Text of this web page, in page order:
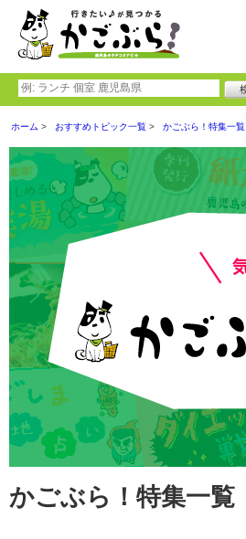
ホーム おすすめトピック一覧 かごぶら！特集一覧
かごぶら！特集一覧